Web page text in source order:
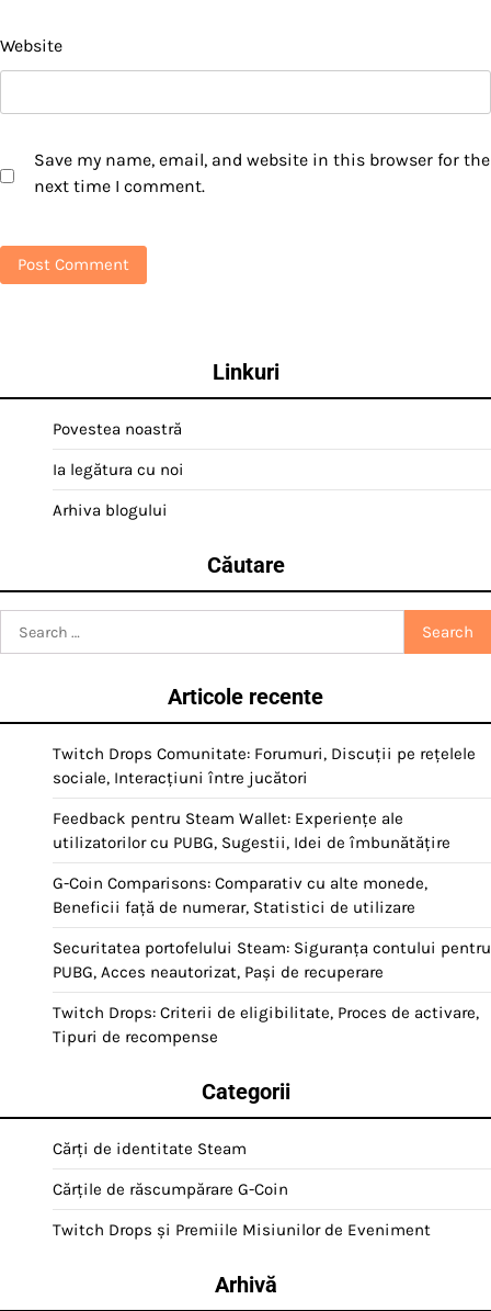
Website
Save my name, email, and website in this browser for the
next time I comment.
Linkuri
Povestea noastră
Ia legătura cu noi
Arhiva blogului
Căutare
for:
Articole recente
Twitch Drops Comunitate: Forumuri, Discuții pe rețelele
sociale, Interacțiuni între jucători
Feedback pentru Steam Wallet: Experiențe ale
utilizatorilor cu PUBG, Sugestii, Idei de îmbunătățire
G-Coin Comparisons: Comparativ cu alte monede,
Beneficii față de numerar, Statistici de utilizare
Securitatea portofelului Steam: Siguranța contului pentru
PUBG, Acces neautorizat, Pași de recuperare
Twitch Drops: Criterii de eligibilitate, Proces de activare,
Tipuri de recompense
Categorii
Cărți de identitate Steam
Cărțile de răscumpărare G-Coin
Twitch Drops și Premiile Misiunilor de Eveniment
Arhivă